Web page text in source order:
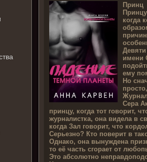
Принц
когда
имени
ему
Но
Сера
принцу, когда тот говорит,
журналистка, она видела в
когда Зал говорит, что
Серьезно? Кто поверит в
Однако, она вынуждена
то её часть сгорает от
Это абсолютно